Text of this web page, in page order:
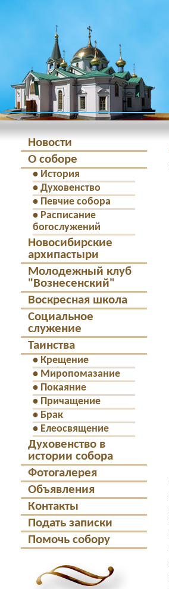
Новости
О соборе
• История
• Духовенство
• Певчие собора
• Расписание
богослужений
Новосибирские
архипастыри
Молодежный клуб
"Вознесенский"
Воскресная школа
Социальное
служение
Таинства
• Крещение
• Миропомазание
• Покаяние
• Причащение
• Брак
• Елеосвящение
Духовенство в
истории собора
Фотогалерея
Объявления
Контакты
Подать записки
Помочь собору